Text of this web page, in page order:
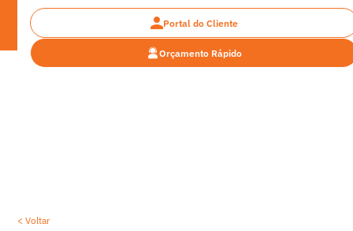
Orçamento Rápido
Portal do Cliente
< Voltar